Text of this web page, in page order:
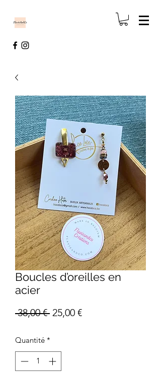
Boucles d’oreilles en
acier
38,00 € Prix
25,00 €Prix
Quantité *